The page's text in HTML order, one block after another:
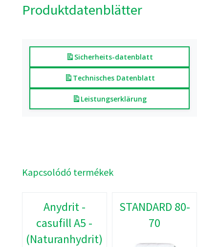
Produktdatenblätter
Sicherheits-datenblatt
Technisches Datenblatt
Leistungserklärung
Kapcsolódó termékek
Anydrit -
casufill A5 -
(Naturanhydrit)
STANDARD 80-
70